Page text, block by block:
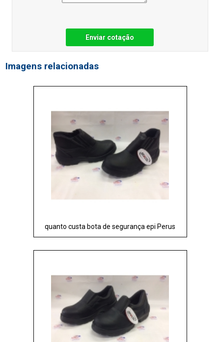
Enviar cotação
Imagens relacionadas
quanto custa bota de segurança epi Perus